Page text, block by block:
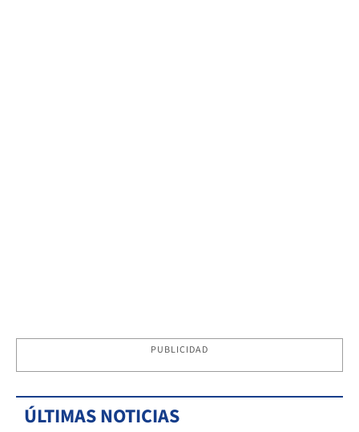
PUBLICIDAD
ÚLTIMAS NOTICIAS